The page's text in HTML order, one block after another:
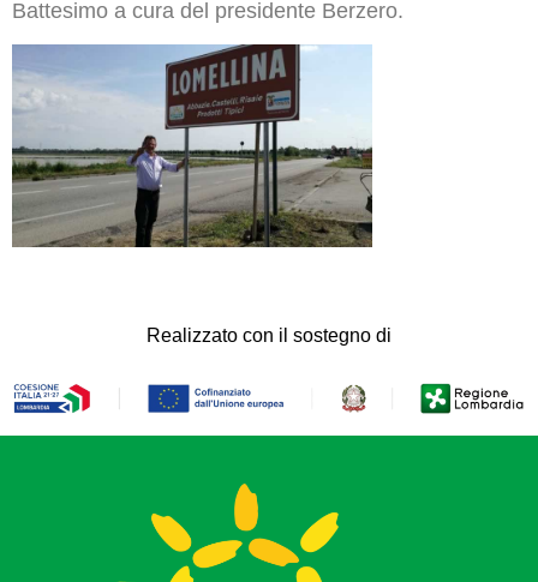
Battesimo a cura del presidente Berzero.
Realizzato con il sostegno di